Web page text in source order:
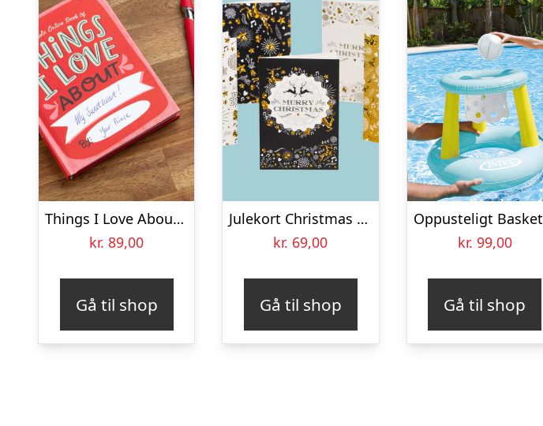
Things I Love About You Udfyld-selv-bog
kr. 89,00
Gå til shop
Julekort Christmas – 10-pak
kr. 69,00
Gå til shop
kr. 99,00
Gå til shop